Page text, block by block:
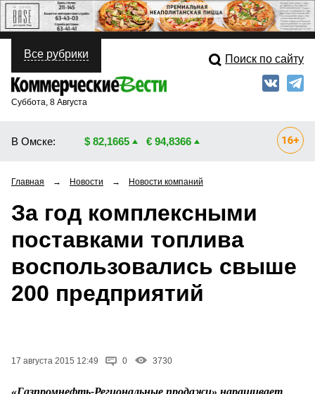
ПОЛИТИКА
ФИНАНСЫ
ОБЩЕСТВО
ЗАКОН
ПРОИСШЕСТВИЯ
Свежий выпуск
Мнения
Рейтинги
Блоги
Все рубрики Поиск по сайту
Суббота, 8 Августа
В Омске: $ 82,1665 € 94,8366
Главная → Новости → Новости компаний
За год комплексными
поставками топлива
воспользовались свыше
200 предприятий
17 августа 2015 12:49 0 3730
«Газпромнефть-Региональные продажи» наращивает